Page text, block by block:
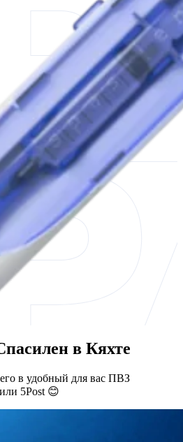
в Кяхте
в удобный для вас ПВЗ
5Post 😊